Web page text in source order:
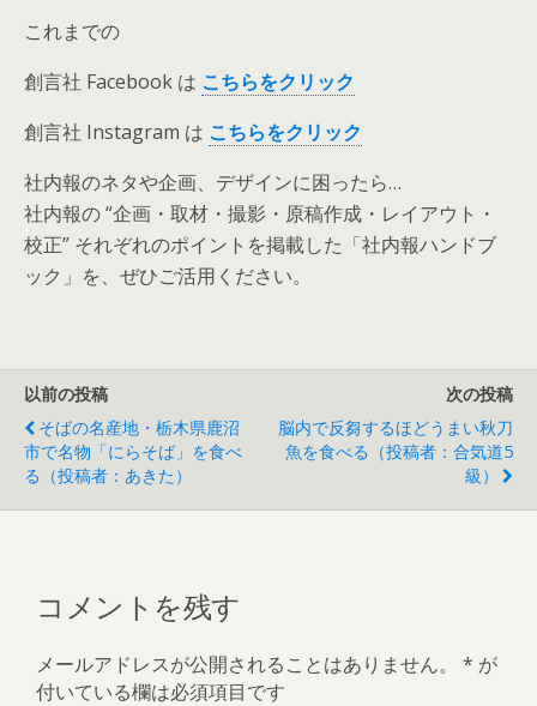
これまでの
創言社 Facebook は こちらをクリック
創言社 Instagram は こちらをクリック
社内報のネタや企画、デザインに困ったら…
社内報の “企画・取材・撮影・原稿作成・レイアウト・
校正” それぞれのポイントを掲載した「社内報ハンドブ
ック」を、ぜひご活用ください。
以前の投稿
そばの名産地・栃木県鹿沼
市で名物「にらそば」を食べ
る（投稿者：あきた）
次の投稿
脳内で反芻するほどうまい秋刀
魚を食べる（投稿者：合気道5
級）
コメントを残す
メールアドレスが公開されることはありません。 * が
付いている欄は必須項目です